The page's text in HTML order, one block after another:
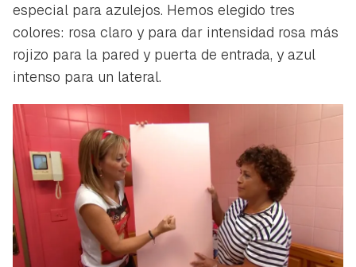
especial para azulejos. Hemos elegido tres
colores: rosa claro y para dar intensidad rosa más
rojizo para la pared y puerta de entrada, y azul
intenso para un lateral.